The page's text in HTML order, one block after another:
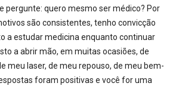
pergunte: quero mesmo ser médico? Por
são consistentes, tenho convicção
a estudar medicina enquanto continuar
a abrir mão, em muitas ocasiões, de
meu laser, de meu repouso, de meu bem-
foram positivas e você for uma